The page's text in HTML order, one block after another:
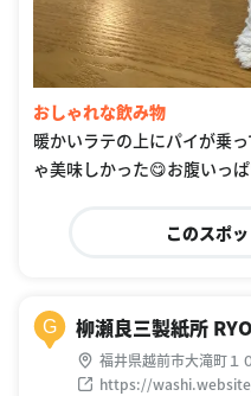
おしゃれな飲み物
暖かいラテの上にパイが乗
ゃ美味しかった😋お腹いっぱ
このスポ
G 柳瀬良三製紙所
福井県越前市大滝町１
https://